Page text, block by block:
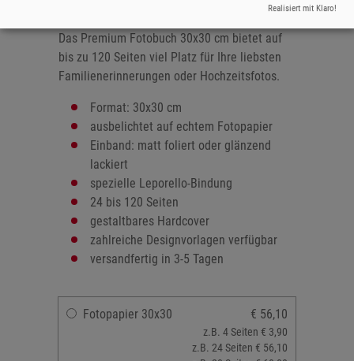
Besondere Momente - Besonderes Format
Das Premium Fotobuch 30x30 cm bietet auf
bis zu 120 Seiten viel Platz für Ihre liebsten
Familienerinnerungen oder Hochzeitsfotos.
Format: 30x30 cm
ausbelichtet auf echtem Fotopapier
Einband: matt foliert oder glänzend
lackiert
spezielle Leporello-Bindung
24 bis 120 Seiten
gestaltbares Hardcover
zahlreiche Designvorlagen verfügbar
versandfertig in 3-5 Tagen
Fotopapier 30x30 € 56,10
z.B. 4 Seiten € 3,90
z.B. 24 Seiten € 56,10
Realisiert mit Klaro!